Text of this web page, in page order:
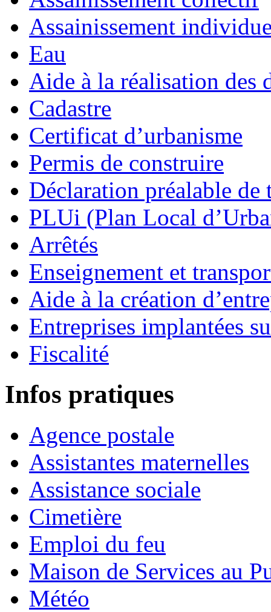
Assainissement
Eau
Aide à la réalisation des
Cadastre
Certificat d’urbanisme
Permis de construire
Déclaration préalable de
PLUi (Plan Local
Arrêtés
Enseignement et
Aide à la création
Entreprises implantées
Fiscalité
Infos pratiques
Agence postale
Assistantes maternelles
Assistance sociale
Cimetière
Emploi du feu
Maison de Services au
Météo